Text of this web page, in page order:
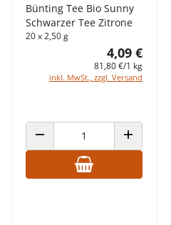
ERHÖHEN
Bünting Tee Bio Sunny
Schwarzer Tee Zitrone
20 x 2,50 g
4,09 €
81,80 €/1 kg
inkl. MwSt., zzgl. Versand
ANZAHL VERRINGERN ANZAHL